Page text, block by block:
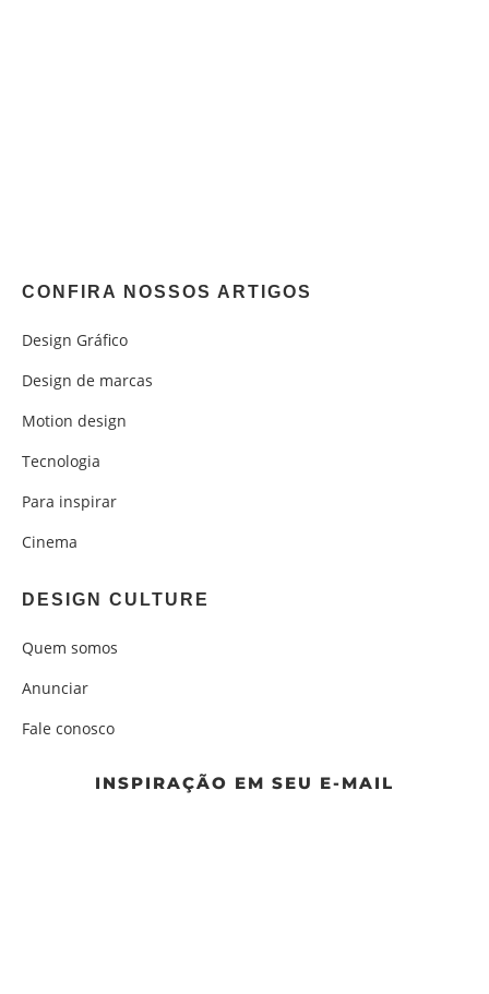
CONFIRA NOSSOS ARTIGOS
Design Gráfico
Design de marcas
Motion design
Tecnologia
Para inspirar
Cinema
DESIGN CULTURE
Quem somos
Anunciar
Fale conosco
INSPIRAÇÃO EM SEU E-MAIL